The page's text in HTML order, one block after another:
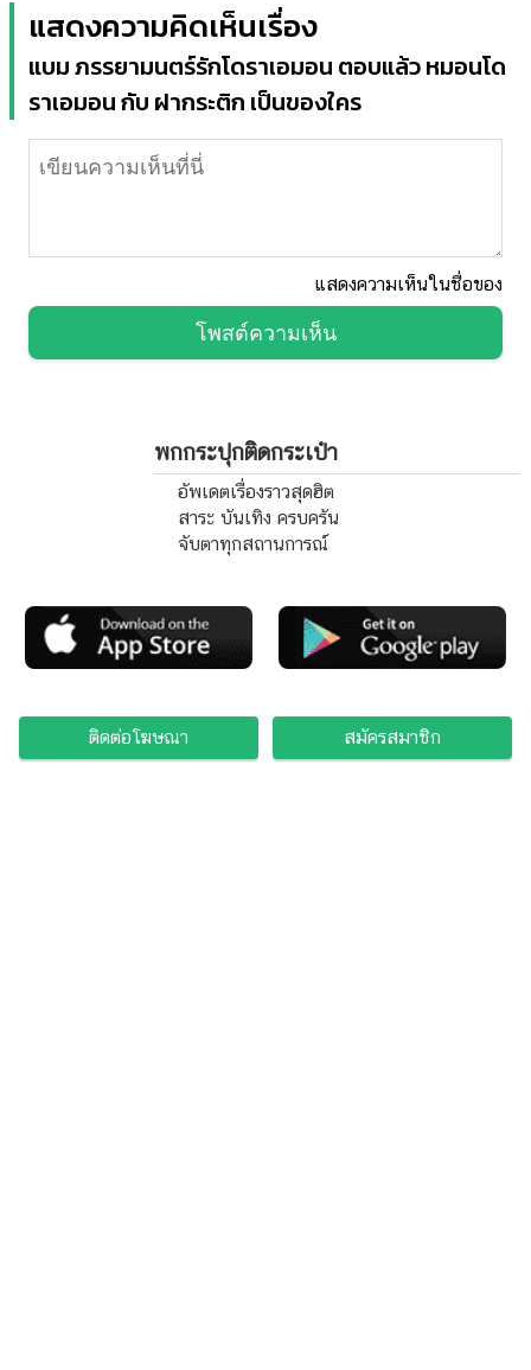
แสดงความคิดเห็นเรื่อง
แบม ภรรยามนตร์รักโดราเอมอน ตอบแล้ว หมอนโด
ราเอมอน กับ ฝากระติก เป็นของใคร
แสดงความเห็นในชื่อของ
โพสต์ความเห็น
พกกระปุกติดกระเป๋า
อัพเดตเรื่องราวสุดฮิต
สาระ บันเทิง ครบครัน
จับตาทุกสถานการณ์
ติดต่อโฆษณา สมัครสมาชิก